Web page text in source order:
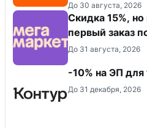
До 30 августа, 2026
Скидка 15%,
первый заказ
До 31 августа, 2026
-10% на ЭП для
До 31 декабря, 2026